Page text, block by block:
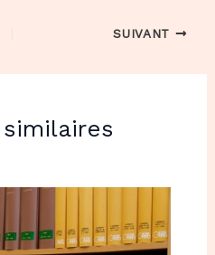
SUIVANT